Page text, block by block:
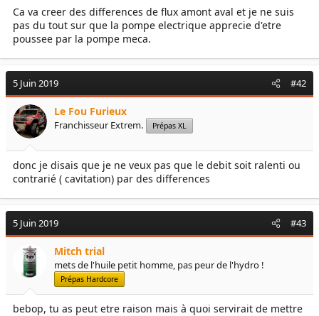
Ca va creer des differences de flux amont aval et je ne suis
pas du tout sur que la pompe electrique apprecie d'etre
poussee par la pompe meca.
5 Juin 2019 #42
Le Fou Furieux
Franchisseur Extrem. Prépas XL
donc je disais que je ne veux pas que le debit soit ralenti ou
contrarié ( cavitation) par des differences
5 Juin 2019 #43
Mitch trial
mets de l'huile petit homme, pas peur de l'hydro !
Prépas Hardcore
bebop, tu as peut etre raison mais à quoi servirait de mettre